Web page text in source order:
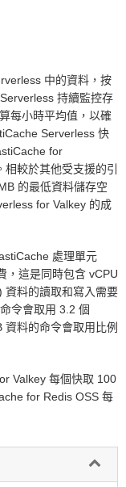
中的資料，按
持續監控存
每小時平均值，以確
Serverless 快
for
較於其他受支援的引
的最低資料儲存空
for Valkey 的成
處理單元
，這是同時包含 vCPU
資料的讀取和寫入需要
令會取用 3.2 個
資料的命令會取用比例
Valkey 每個快取 100
for Redis OSS 每